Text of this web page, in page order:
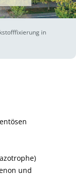
in
und